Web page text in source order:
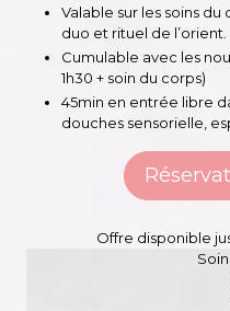
Valable sur les soins
duo et rituel de l’orient.
Cumulable avec les
1h30 + soin du corps)
45min en entrée libre
douches sensorielle,
Offre disponible